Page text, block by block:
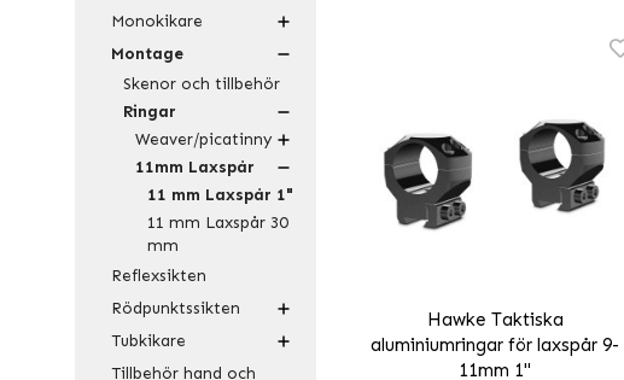
Monokikare
Montage
Skenor och tillbehör
Ringar
Weaver/picatinny
11mm Laxspår
11 mm Laxspår 1"
11 mm Laxspår 30
mm
Reflexsikten
Rödpunktssikten
Tubkikare
Tillbehör hand och
Hawke Taktiska
aluminiumringar för laxspår 9-
11mm 1"